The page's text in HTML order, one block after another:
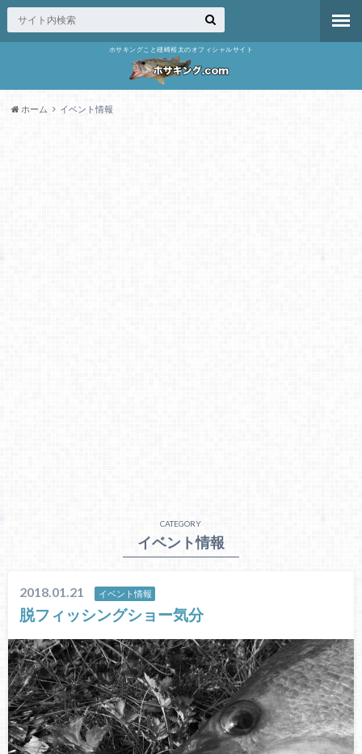
ホサキングこと穂崎裕太のオフィシャルサイト
ホーム イベント情報
CATEGORY
イベント情報
2018.01.21 イベント情報
脱フィッシングショー気分